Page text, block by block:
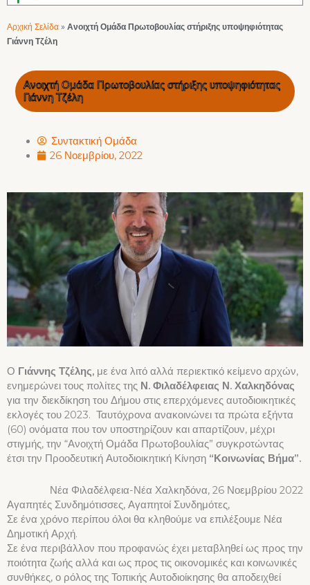
Αρχική Σελίδα » Ανοιχτή Ομάδα Πρωτοβουλίας στήριξης υποψηφιότητας
Γιάννη Τζέλη
Ανοιχτή Ομάδα Πρωτοβουλίας στήριξης υποψηφιότητας
Γιάννη Τζέλη
Συντακτική Ομάδα
26 Νοεμβρίου, 2022
Ο Γιάννης Τζέλης, με ένα λιτό αλλά περιεκτικό κείμενο αρχών,
ενημερώνει τους πολίτες της Ν. Φιλαδέλφειας Ν. Χαλκηδόνας
για την διεκδίκηση του Δήμου στις επερχόμενες αυτοδιοικητικές
εκλογές του 2023. Ταυτόχρονα ανακοινώνει τα πρώτα εξήντα
(60) ονόματα που τον υποστηρίζουν και απαρτίζουν, μέχρι
στιγμής, την “Ανοιχτή Ομάδα Πρωτοβουλίας” συγκροτώντας
έτσι την Προοδευτική Αυτοδιοικητική Κίνηση “Κοινωνίας Βήμα”.
Νέα Φιλαδέλφεια-Νέα Χαλκηδόνα, 26 Νοεμβρίου 2022
Αγαπητές Συνδημότισσες, Αγαπητοί Συνδημότες,
Σε ένα χρόνο περίπου όλοι θα κληθούμε να επιλέξουμε Νέα
Δημοτική Αρχή.
Σε ένα περιβάλλον που προφανώς έχει μεταβληθεί ως προς την
ποιότητα ζωής αλλά και ως προς τις οικονομικές και κοινωνικές
συνθήκες, ο ρόλος της Τοπικής Αυτοδιοίκησης θα αποδειχθεί